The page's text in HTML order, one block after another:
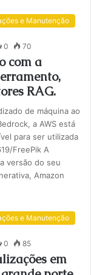
e Manutenção
0 70
com a
RAG.
de máquina ao
a AWS está
para ser utilizada
FreePik A
versão do seu
Amazon
e Manutenção
0 85
em